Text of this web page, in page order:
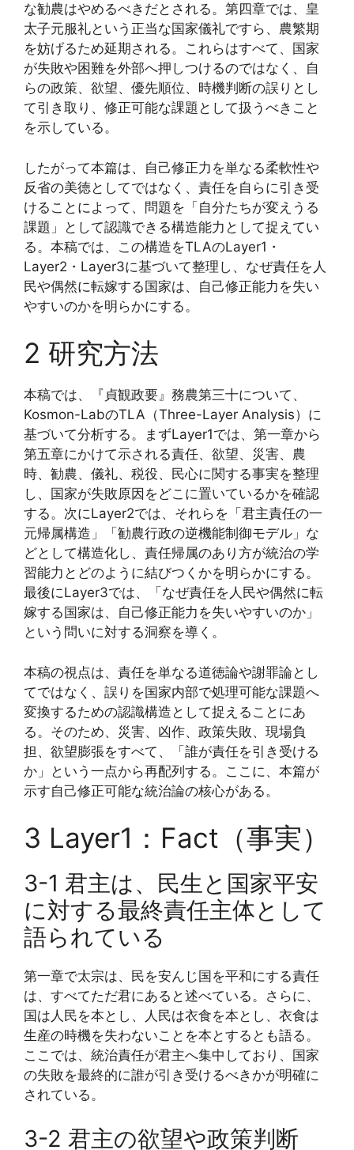
な勧農はやめるべきだとされる。第四章では、皇
太子元服礼という正当な国家儀礼ですら、農繁期
を妨げるため延期される。これらはすべて、国家
が失敗や困難を外部へ押しつけるのではなく、自
らの政策、欲望、優先順位、時機判断の誤りとし
て引き取り、修正可能な課題として扱うべきこと
を示している。
したがって本篇は、自己修正力を単なる柔軟性や
反省の美徳としてではなく、責任を自らに引き受
けることによって、問題を「自分たちが変えうる
課題」として認識できる構造能力として捉えてい
る。本稿では、この構造をTLAのLayer1・
Layer2・Layer3に基づいて整理し、なぜ責任を人
民や偶然に転嫁する国家は、自己修正能力を失い
やすいのかを明らかにする。
2 研究方法
本稿では、『貞観政要』務農第三十について、
Kosmon-LabのTLA（Three-Layer Analysis）に
基づいて分析する。まずLayer1では、第一章から
第五章にかけて示される責任、欲望、災害、農
時、勧農、儀礼、税役、民心に関する事実を整理
し、国家が失敗原因をどこに置いているかを確認
する。次にLayer2では、それらを「君主責任の一
元帰属構造」「勧農行政の逆機能制御モデル」な
どとして構造化し、責任帰属のあり方が統治の学
習能力とどのように結びつくかを明らかにする。
最後にLayer3では、「なぜ責任を人民や偶然に転
嫁する国家は、自己修正能力を失いやすいのか」
という問いに対する洞察を導く。
本稿の視点は、責任を単なる道徳論や謝罪論とし
てではなく、誤りを国家内部で処理可能な課題へ
変換するための認識構造として捉えることにあ
る。そのため、災害、凶作、政策失敗、現場負
担、欲望膨張をすべて、「誰が責任を引き受ける
か」という一点から再配列する。ここに、本篇が
示す自己修正可能な統治論の核心がある。
3 Layer1：Fact（事実）
3-1 君主は、民生と国家平安
に対する最終責任主体として
語られている
第一章で太宗は、民を安んじ国を平和にする責任
は、すべてただ君にあると述べている。さらに、
国は人民を本とし、人民は衣食を本とし、衣食は
生産の時機を失わないことを本とするとも語る。
ここでは、統治責任が君主へ集中しており、国家
の失敗を最終的に誰が引き受けるべきかが明確に
されている。
3-2 君主の欲望や政策判断